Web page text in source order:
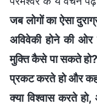
जब लोगों का ऐसा
अविवेकी होने की
मुक्ति कैसे पा सकते हो?
प्रकट करते हो और
क्‍या विश्‍वास करते